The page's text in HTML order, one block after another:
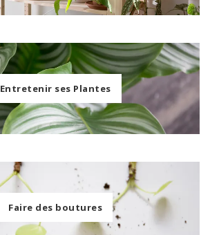
Entretenir ses Plantes
Faire des boutures